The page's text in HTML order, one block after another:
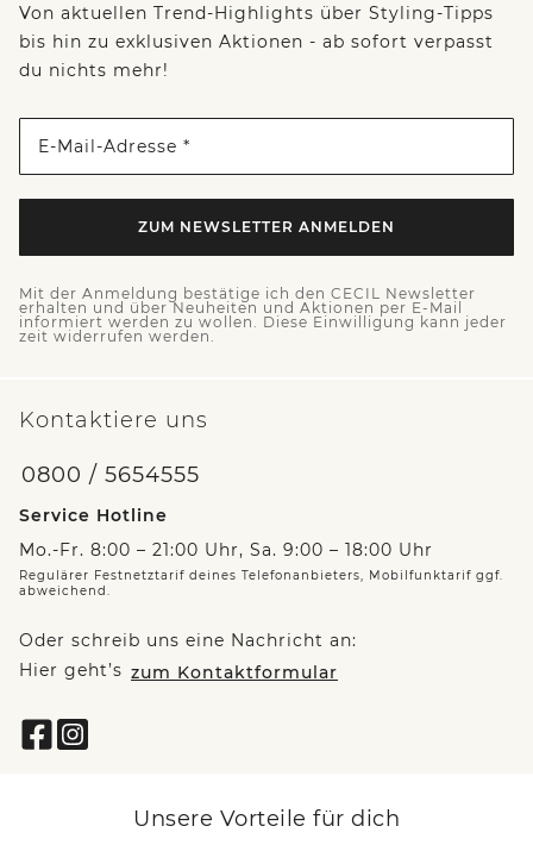
Von aktuellen Trend-Highlights über Styling-Tipps
bis hin zu exklusiven Aktionen - ab sofort verpasst
du nichts mehr!
E-Mail-Adresse *
ZUM NEWSLETTER ANMELDEN
Mit der Anmeldung bestätige ich den CECIL Newsletter
erhalten und über Neuheiten und Aktionen per E-Mail
informiert werden zu wollen. Diese Einwilligung kann jeder
zeit widerrufen werden.
Kontaktiere uns
0800 / 5654555
Service Hotline
Mo.-Fr. 8:00 – 21:00 Uhr, Sa. 9:00 – 18:00 Uhr
Regulärer Festnetztarif deines Telefonanbieters, Mobilfunktarif ggf.
abweichend.
Oder schreib uns eine Nachricht an:
Hier geht’s zum Kontaktformular
Unsere Vorteile für dich